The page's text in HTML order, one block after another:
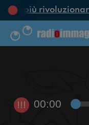
più
!!! 00:00